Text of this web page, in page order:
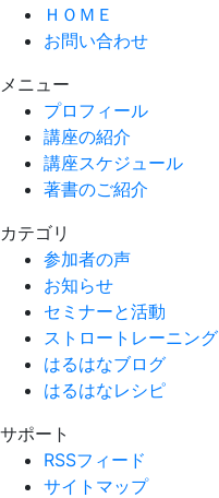
ＨＯＭＥ
お問い合わせ
メニュー
プロフィール
講座の紹介
講座スケジュール
著書のご紹介
カテゴリ
参加者の声
お知らせ
セミナーと活動
ストロートレーニング
はるはなブログ
はるはなレシピ
サポート
RSSフィード
サイトマップ